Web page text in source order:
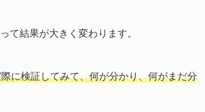
て結果が大きく変わります。
に検証してみて、何が分かり、何がまだ分